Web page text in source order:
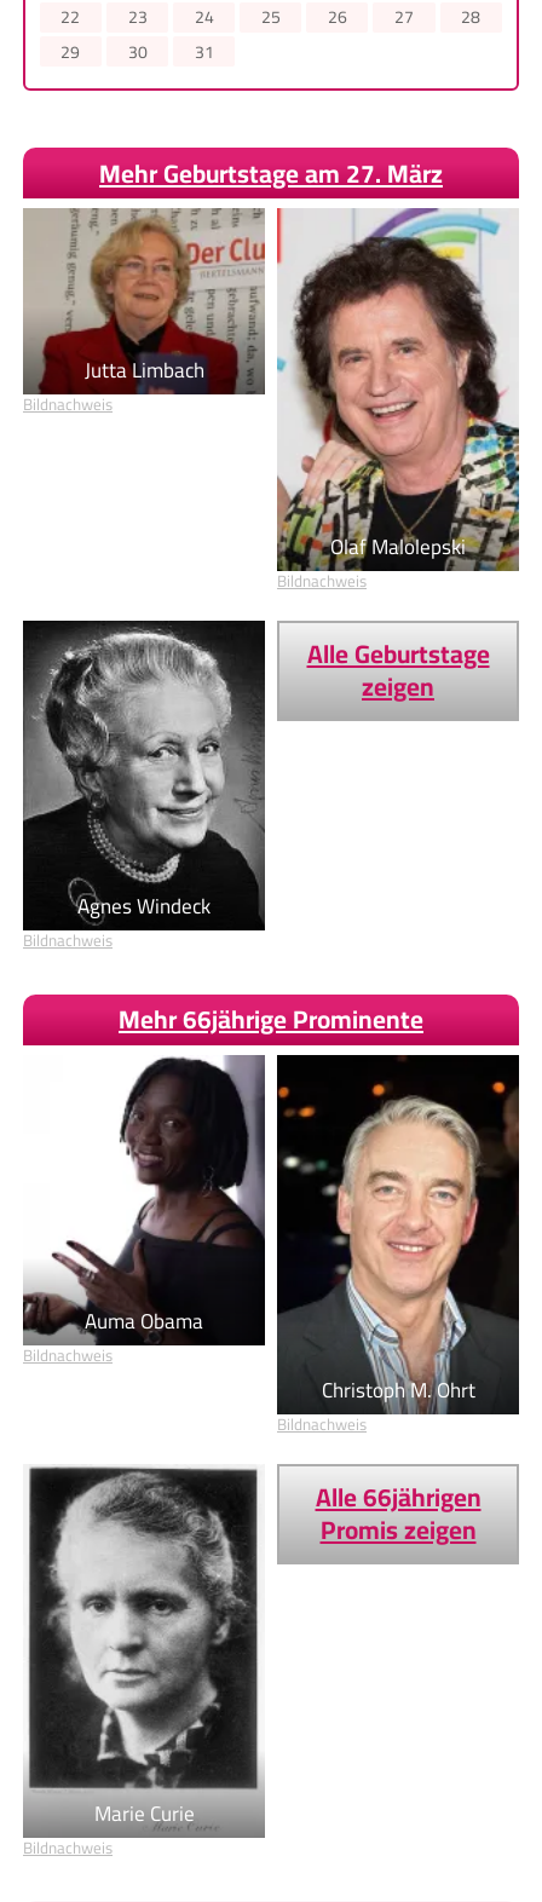
22
23 24 25 26 27
28
29
30 31
Mehr Geburtstage am 27. März
Jutta Limbach
Bildnachweis
Olaf Malolepski
Bildnachweis
Agnes Windeck
Bildnachweis
Alle Geburtstage
zeigen
Mehr 66jährige Prominente
Auma Obama
Bildnachweis
Christoph M. Ohrt
Bildnachweis
Marie Curie
Bildnachweis
Alle 66jährigen
Promis zeigen